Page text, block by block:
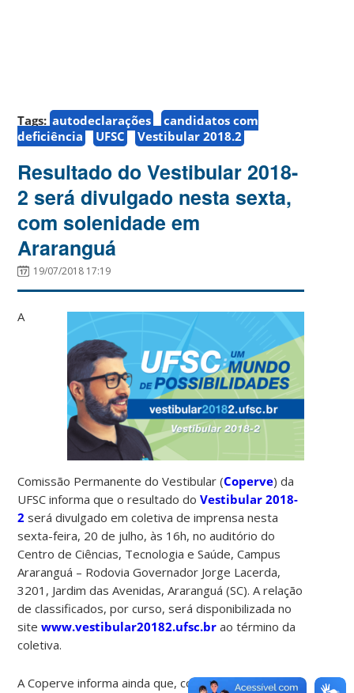
Tags: autodeclarações
candidatos com
deficiência
UFSC Vestibular 2018.2
Resultado do Vestibular 2018-
2 será divulgado nesta sexta,
com solenidade em
Araranguá
19/07/2018 17:19
A
Comissão Permanente do Vestibular (Coperve) da
UFSC informa que o resultado doVestibular 2018-
2 será divulgado em coletiva de imprensa nesta
sexta-feira, 20 de julho, às 16h, no auditório do
Centro de Ciências, Tecnologia e Saúde, Campus
Araranguá – Rodovia Governador Jorge Lacerda,
3201, Jardim das Avenidas, Araranguá (SC). A relação
de classificados, por curso, será disponibilizada no
sitewww.vestibular20182.ufsc.br ao término da
coletiva.
A Coperve informa ainda que, conforme decisão